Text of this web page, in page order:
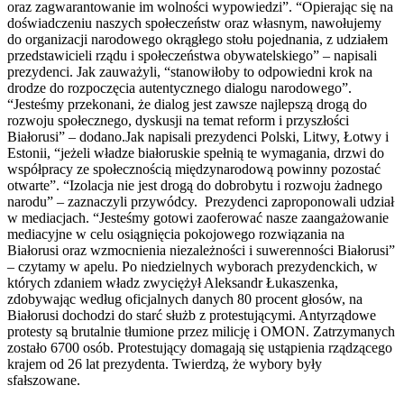
oraz zagwarantowanie im wolności wypowiedzi”. “Opierając się na
doświadczeniu naszych społeczeństw oraz własnym, nawołujemy
do organizacji narodowego okrągłego stołu pojednania, z udziałem
przedstawicieli rządu i społeczeństwa obywatelskiego” – napisali
prezydenci. Jak zauważyli, “stanowiłoby to odpowiedni krok na
drodze do rozpoczęcia autentycznego dialogu narodowego”.
“Jesteśmy przekonani, że dialog jest zawsze najlepszą drogą do
rozwoju społecznego, dyskusji na temat reform i przyszłości
Białorusi” – dodano.Jak napisali prezydenci Polski, Litwy, Łotwy i
Estonii, “jeżeli władze białoruskie spełnią te wymagania, drzwi do
współpracy ze społecznością międzynarodową powinny pozostać
otwarte”. “Izolacja nie jest drogą do dobrobytu i rozwoju żadnego
narodu” – zaznaczyli przywódcy. Prezydenci zaproponowali udział
w mediacjach. “Jesteśmy gotowi zaoferować nasze zaangażowanie
mediacyjne w celu osiągnięcia pokojowego rozwiązania na
Białorusi oraz wzmocnienia niezależności i suwerenności Białorusi”
– czytamy w apelu. Po niedzielnych wyborach prezydenckich, w
których zdaniem władz zwyciężył Aleksandr Łukaszenka,
zdobywając według oficjalnych danych 80 procent głosów, na
Białorusi dochodzi do starć służb z protestującymi. Antyrządowe
protesty są brutalnie tłumione przez milicję i OMON. Zatrzymanych
zostało 6700 osób. Protestujący domagają się ustąpienia rządzącego
krajem od 26 lat prezydenta. Twierdzą, że wybory były
sfałszowane.